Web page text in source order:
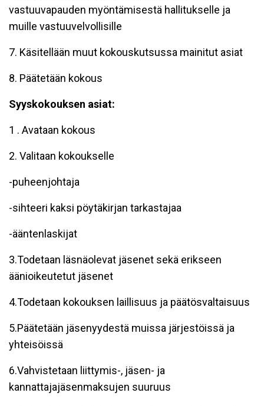
vastuuvapauden myöntämisestä hallitukselle ja
muille vastuuvelvollisille
7. Käsitellään muut kokouskutsussa mainitut asiat
8. Päätetään kokous
Syyskokouksen asiat:
1 . Avataan kokous
2. Valitaan kokoukselle
-puheenjohtaja
-sihteeri kaksi pöytäkirjan tarkastajaa
-ääntenlaskijat
3.Todetaan läsnäolevat jäsenet sekä erikseen
äänioikeutetut jäsenet
4.Todetaan kokouksen laillisuus ja päätösvaltaisuus
5.Päätetään jäsenyydestä muissa järjestöissä ja
yhteisöissä
6.Vahvistetaan liittymis-, jäsen- ja
kannattajajäsenmaksujen suuruus